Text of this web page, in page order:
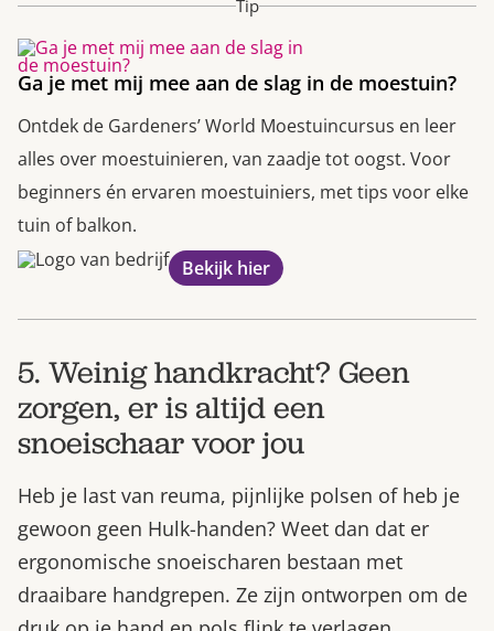
Tip
Ga je met mij mee aan de slag in de moestuin?
Ontdek de Gardeners’ World Moestuincursus en leer
alles over moestuinieren, van zaadje tot oogst. Voor
beginners én ervaren moestuiniers, met tips voor elke
tuin of balkon.
Bekijk hier
5. Weinig handkracht? Geen
zorgen, er is altijd een
snoeischaar voor jou
Heb je last van reuma, pijnlijke polsen of heb je
gewoon geen Hulk-handen? Weet dan dat er
ergonomische snoeischaren bestaan met
draaibare handgrepen. Ze zijn ontworpen om de